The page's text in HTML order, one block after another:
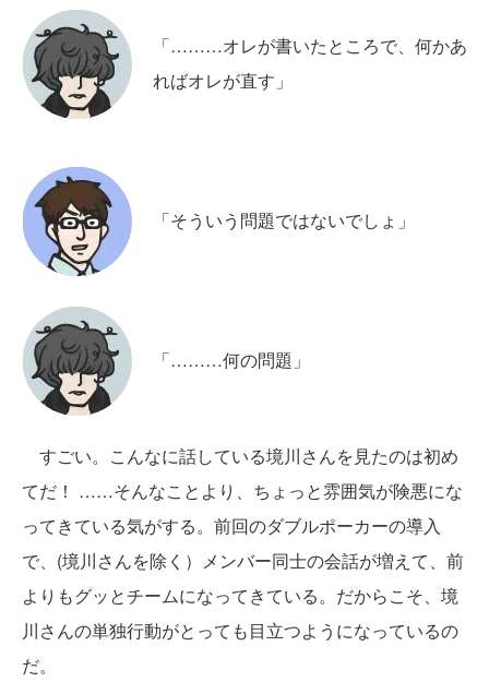
「………オレが書いたところで、何かあ
ればオレが直す」
「そういう問題ではないでしょ」
「………何の問題」
すごい。こんなに話している境川さんを見たのは初め
てだ！ ……そんなことより、ちょっと雰囲気が険悪にな
ってきている気がする。前回のダブルポーカーの導入
で、(境川さんを除く）メンバー同士の会話が増えて、前
よりもグッとチームになってきている。だからこそ、境
川さんの単独行動がとっても目立つようになっているの
だ。